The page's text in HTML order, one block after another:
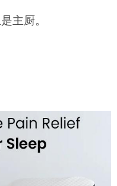
主厨。